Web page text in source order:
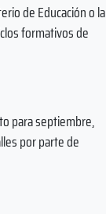
de Educación o la
formativos de
para septiembre,
por parte de